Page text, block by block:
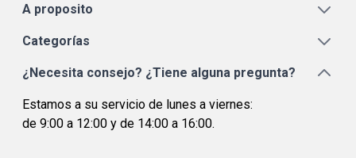
A proposito
Categorías
¿Necesita consejo? ¿Tiene alguna pregunta?
Estamos a su servicio de lunes a viernes:
de 9:00 a 12:00 y de 14:00 a 16:00.